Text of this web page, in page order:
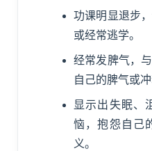
功课明显退步
或经常逃学。
经常发脾气，
自己的脾气或冲
显示出失眠、
恼，抱怨自己
义。